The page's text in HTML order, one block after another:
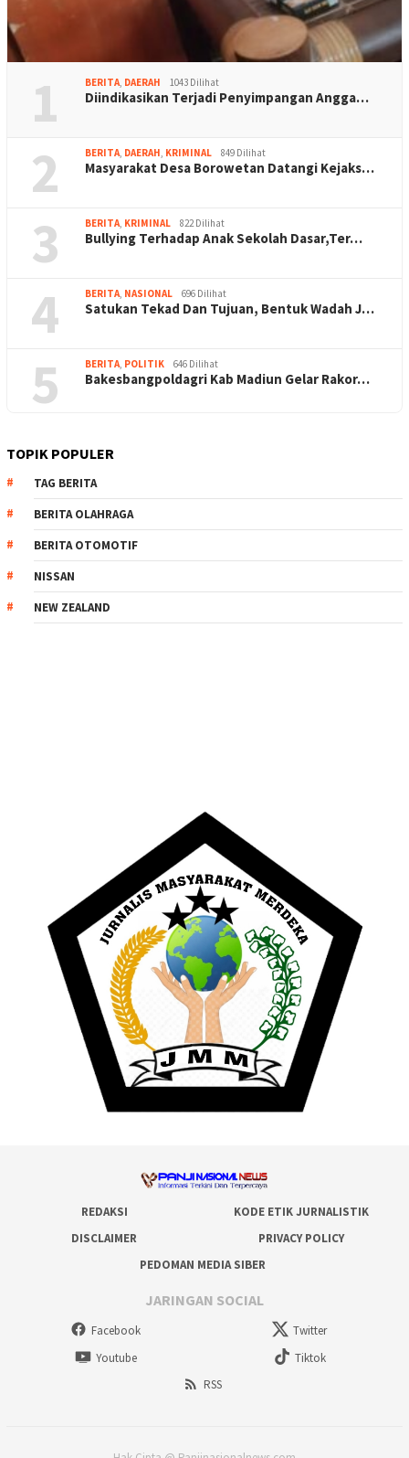
1 BERITA, DAERAH 1043 Dilihat
Diindikasikan Terjadi Penyimpangan Angga…
2 BERITA, DAERAH, KRIMINAL 849 Dilihat
Masyarakat Desa Borowetan Datangi Kejaks…
3 BERITA, KRIMINAL 822 Dilihat
Bullying Terhadap Anak Sekolah Dasar,Ter…
4 BERITA, NASIONAL 696 Dilihat
Satukan Tekad Dan Tujuan, Bentuk Wadah J…
5 BERITA, POLITIK 646 Dilihat
Bakesbangpoldagri Kab Madiun Gelar Rakor…
TOPIK POPULER
TAG BERITA
BERITA OLAHRAGA
BERITA OTOMOTIF
NISSAN
NEW ZEALAND
REDAKSI
KODE ETIK JURNALISTIK
DISCLAIMER
PRIVACY POLICY
PEDOMAN MEDIA SIBER
JARINGAN SOCIAL
Facebook
Twitter
Youtube
Tiktok
RSS